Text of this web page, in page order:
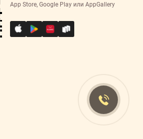
App Store, Google Play или AppGallery